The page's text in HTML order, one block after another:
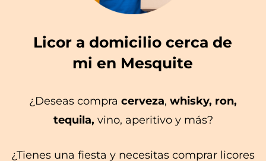
Licor a domicilio cerca de
mi en Mesquite
¿Deseas compra cerveza, whisky, ron,
tequila, vino, aperitivo y más?
¿Tienes una fiesta y necesitas comprar licores